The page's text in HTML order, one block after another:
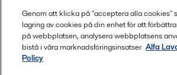
Alla kontor och partners
Genom att klicka på "acceptera alla cookies"
lagring av cookies på din enhet för att
på webbplatsen, analysera webbplatsens
bistå i våra marknadsföringsinsatser. Alfa
Policy